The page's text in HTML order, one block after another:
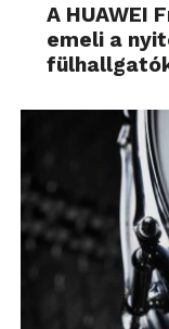
A HUAWEI
emeli a